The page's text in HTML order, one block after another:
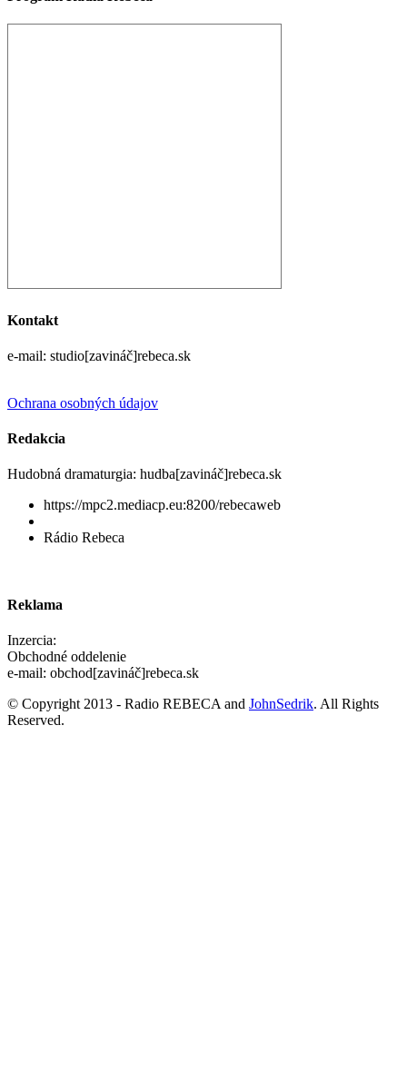
Kontakt
e-mail: studio[zavináč]rebeca.sk
Ochrana osobných údajov
Redakcia
Hudobná dramaturgia: hudba[zavináč]rebeca.sk
https://mpc2.mediacp.eu:8200/rebecaweb
Rádio Rebeca
Reklama
Inzercia:
Obchodné oddelenie
e-mail: obchod[zavináč]rebeca.sk
© Copyright 2013 - Radio REBECA and JohnSedrik. All Rights
Reserved.